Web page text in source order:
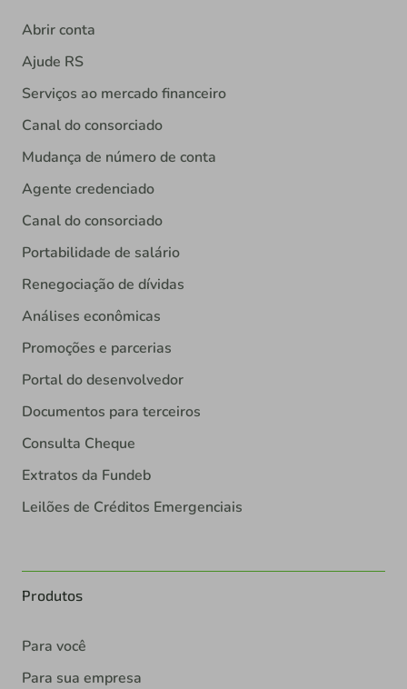
Abrir conta
Ajude RS
Serviços ao mercado financeiro
Canal do consorciado
Mudança de número de conta
Agente credenciado
Canal do consorciado
Portabilidade de salário
Renegociação de dívidas
Análises econômicas
Promoções e parcerias
Portal do desenvolvedor
Documentos para terceiros
Consulta Cheque
Extratos da Fundeb
Leilões de Créditos Emergenciais
Produtos
Para você
Para sua empresa